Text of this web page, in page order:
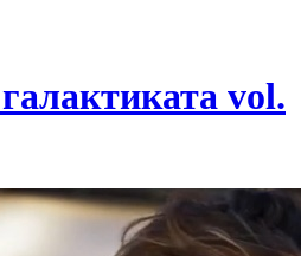
vol.